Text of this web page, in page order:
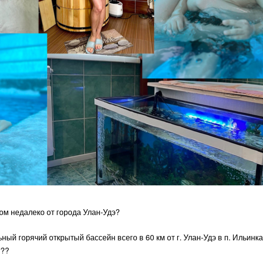
недалеко от города Улан-Удэ?
горячий открытый бассейн всего в 60 км от г. Улан-Удэ в п. Ильинка